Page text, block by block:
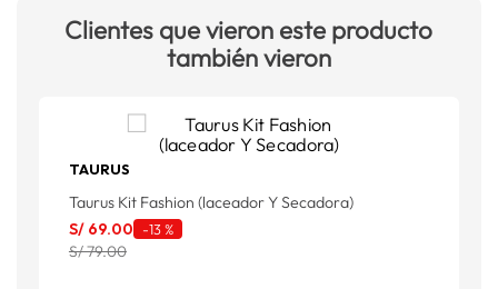
Clientes que vieron este producto
también vieron
TAURUS
Taurus Kit Fashion (laceador Y Secadora)
S/ 69.00 -13 %
S/ 79.00